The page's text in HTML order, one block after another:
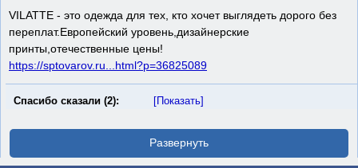
VILATTE - это одежда для тех, кто хочет выглядеть дорого без
переплат.Европейский уровень,дизайнерские
принты,отечественные цены!
https://sptovarov.ru...html?p=36825089
Спасибо сказали (2): [Показать]